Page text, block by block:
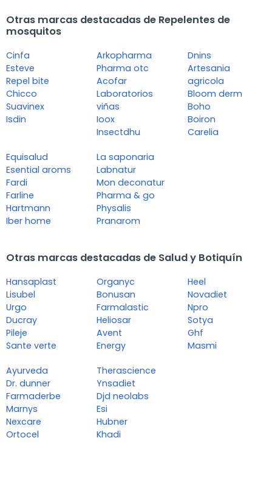
Otras marcas destacadas de Repelentes de
mosquitos
Cinfa
Esteve
Repel bite
Chicco
Suavinex
Isdin
Arkopharma
Pharma otc
Acofar
Laboratorios
viñas
Ioox
Insectdhu
Dnins
Artesania
agricola
Bloom derm
Boho
Boiron
Carelia
Equisalud
Esential aroms
Fardi
Farline
Hartmann
Iber home
La saponaria
Labnatur
Mon deconatur
Pharma & go
Physalis
Pranarom
Otras marcas destacadas de Salud y Botiquín
Hansaplast
Lisubel
Urgo
Ducray
Pileje
Sante verte
Organyc
Bonusan
Farmalastic
Heliosar
Avent
Energy
Heel
Novadiet
Npro
Sotya
Ghf
Masmi
Ayurveda
Dr. dunner
Farmaderbe
Marnys
Nexcare
Ortocel
Therascience
Ynsadiet
Djd neolabs
Esi
Hubner
Khadi